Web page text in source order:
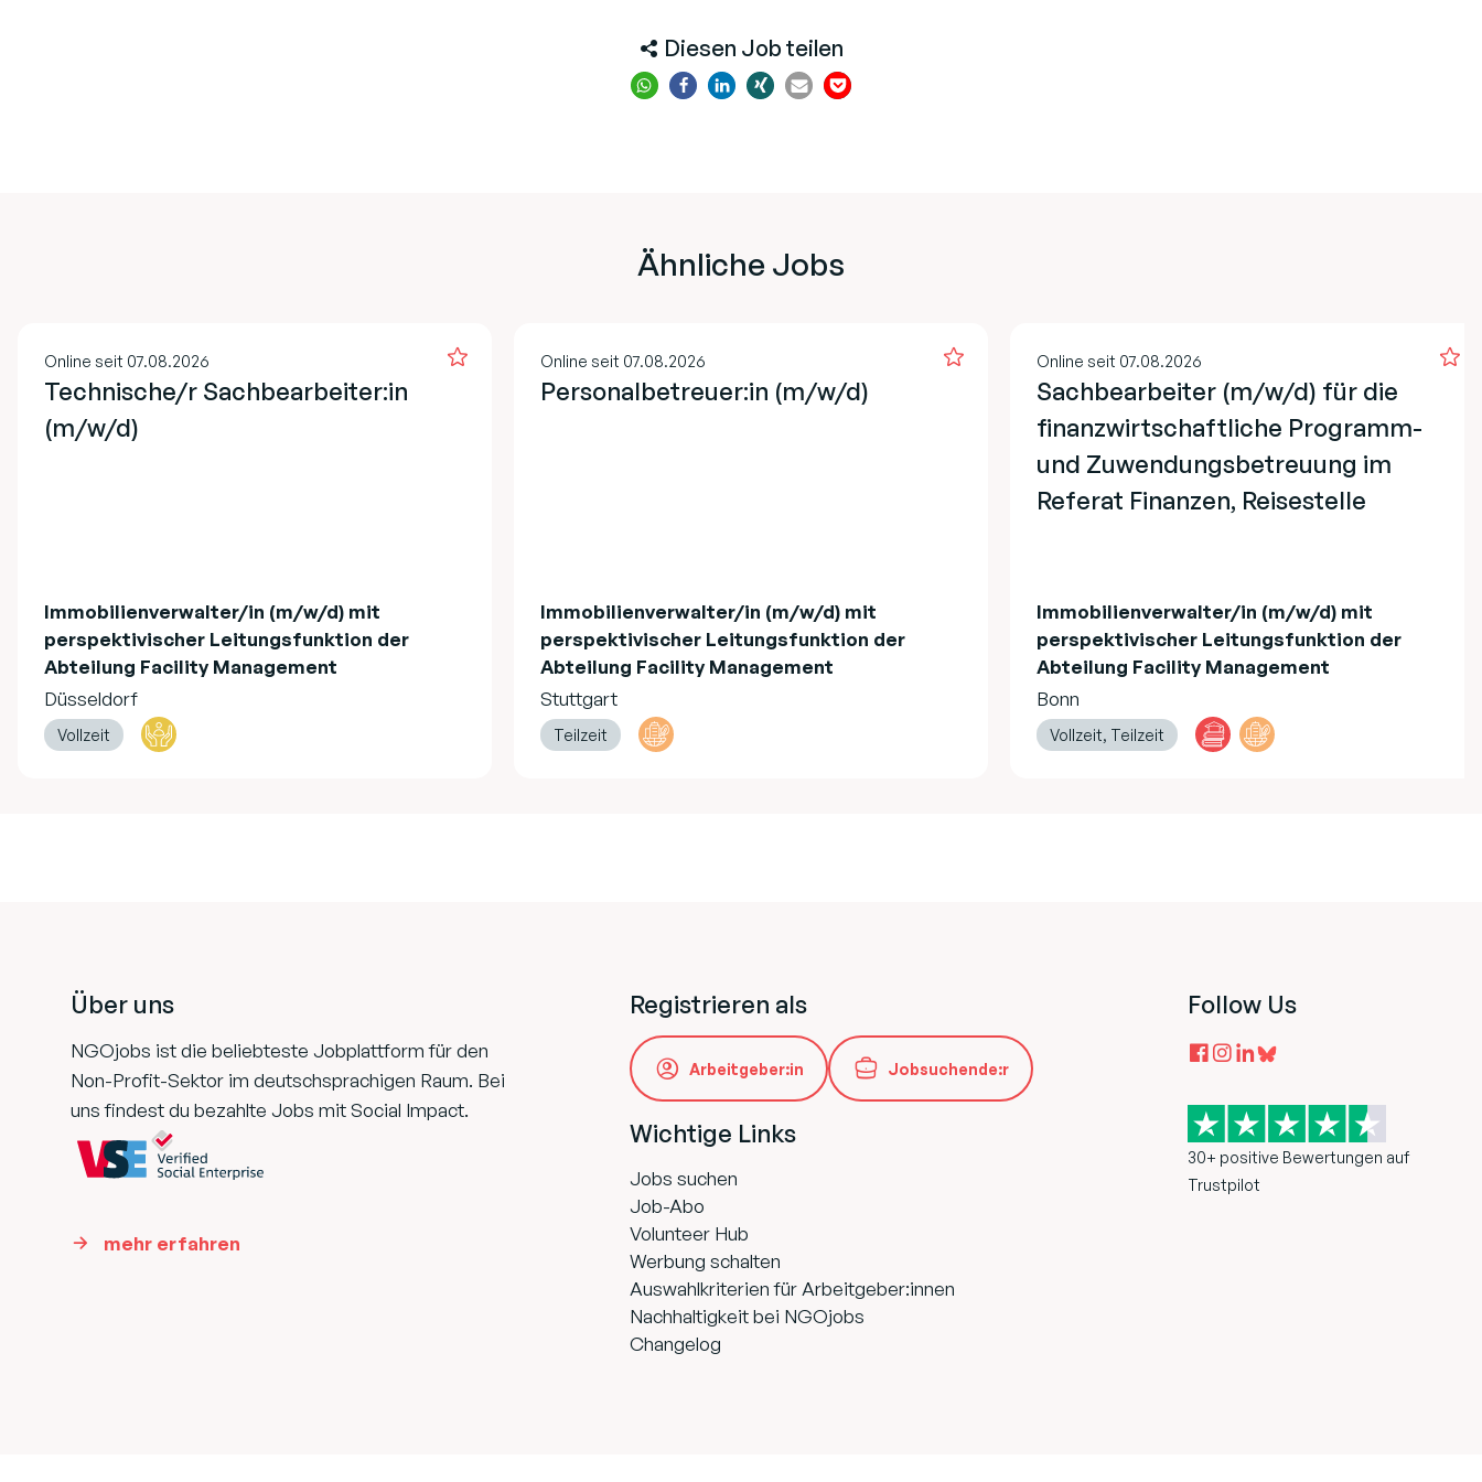
Diesen Job teilen
Ähnliche Jobs
Online seit 07.08.2026
Technische/r Sachbearbeiter:in
(m/w/d)
Immobilienverwalter/in (m/w/d) mit
perspektivischer Leitungsfunktion der
Abteilung Facility Management
Düsseldorf
Vollzeit
Online seit 07.08.2026
Personalbetreuer:in (m/w/d)
Immobilienverwalter/in (m/w/d) mit
perspektivischer Leitungsfunktion der
Abteilung Facility Management
Stuttgart
Teilzeit
Online seit 07.08.2026
Sachbearbeiter (m/w/d) für die
finanzwirtschaftliche Programm-
und Zuwendungsbetreuung im
Referat Finanzen, Reisestelle
Immobilienverwalter/in (m/w/d) mit
perspektivischer Leitungsfunktion der
Abteilung Facility Management
Bonn
Vollzeit, Teilzeit
Über uns
NGOjobs ist die beliebteste Jobplattform für den
Non-Profit-Sektor im deutschsprachigen Raum. Bei
uns findest du bezahlte Jobs mit Social Impact.
mehr erfahren
Registrieren als
Arbeitgeber:in Jobsuchende:r
Wichtige Links
Jobs suchen
Job-Abo
Volunteer Hub
Werbung schalten
Auswahlkriterien für Arbeitgeber:innen
Nachhaltigkeit bei NGOjobs
Changelog
Follow Us
30+ positive Bewertungen auf
Trustpilot